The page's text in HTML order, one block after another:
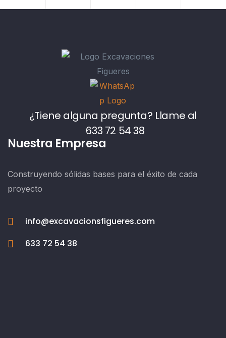
¿Tiene alguna pregunta? Llame al
633 72 54 38
Nuestra Empresa
Construyendo sólidas bases para el éxito de cada
proyecto
info@excavacionsfigueres.com
633 72 54 38